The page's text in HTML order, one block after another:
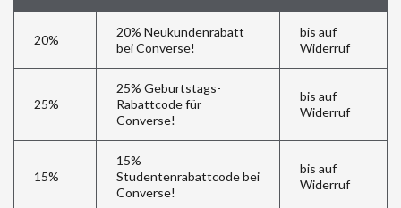
20%
20% Neukundenrabatt
bei Converse!
bis auf
Widerruf
25%
25% Geburtstags-
Rabattcode für
Converse!
bis auf
Widerruf
15%
15%
Studentenrabattcode bei
Converse!
bis auf
Widerruf